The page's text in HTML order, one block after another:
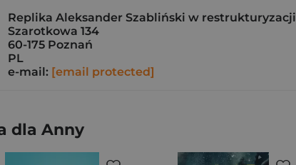
Replika Aleksander Szabliński w restrukturyzacji
Szarotkowa 134
60-175 Poznań
PL
e-mail: [email protected]
dla Anny